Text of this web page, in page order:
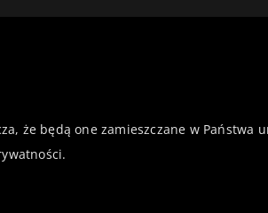
że będą one zamieszczane w Państwa
.